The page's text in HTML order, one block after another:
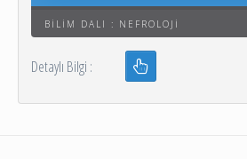
BILIM DALI : NEFROLOJI
Detaylı Bilgi :